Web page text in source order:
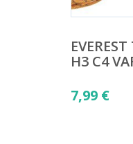
H3 C4
7,99 €